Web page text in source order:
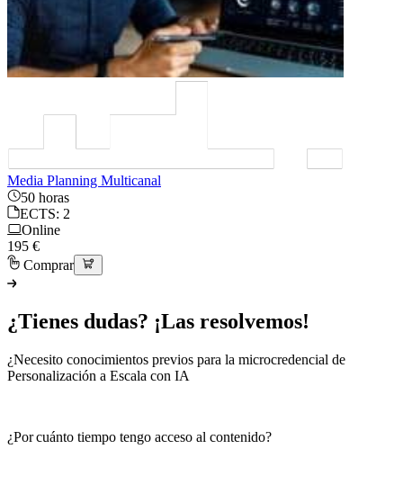
Media Planning Multicanal
50 horas
ECTS: 2
Online
195 €
Comprar
¿Tienes dudas? ¡Las resolvemos!
¿Necesito conocimientos previos para la microcredencial de
Personalización a Escala con IA
¿Por cuánto tiempo tengo acceso al contenido?